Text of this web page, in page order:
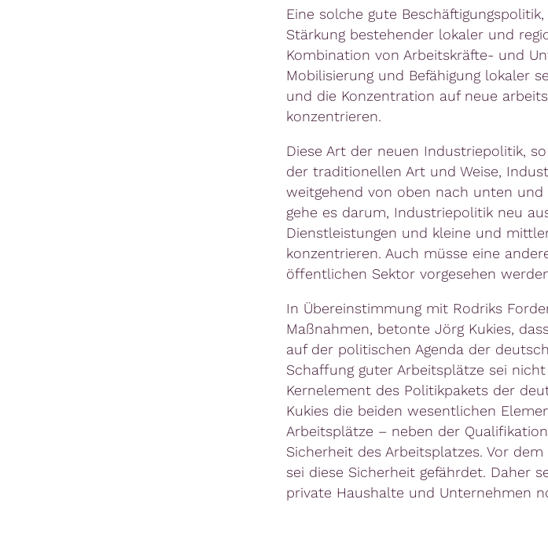
Eine solche gute
Stärkung bestehender lokaler und
Kombination von Arbeitskräfte- und
Mobilisierung und Befähigung lokaler
und die Konzentration auf neue
konzentrieren.
Diese Art der neuen Industriepolitik,
der traditionellen Art und Weise,
weitgehend von oben nach unten
gehe es darum, Industriepolitik neu
Dienstleistungen und kleine und
konzentrieren. Auch müsse eine
öffentlichen Sektor vorgesehen
In Übereinstimmung mit Rodriks
Maßnahmen, betonte Jörg Kukies,
auf der politischen Agenda der
Schaffung guter Arbeitsplätze sei
Kernelement des Politikpakets der
Kukies die beiden wesentlichen
Arbeitsplätze – neben der
Sicherheit des Arbeitsplatzes. Vor
sei diese Sicherheit gefährdet. Daher
private Haushalte und Unternehmen